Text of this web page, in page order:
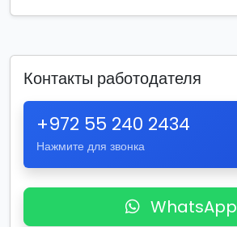
Контакты работодателя
+972 55 240 2434
Нажмите для звонка
WhatsApp